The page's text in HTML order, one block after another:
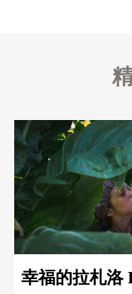
幸福的拉札洛